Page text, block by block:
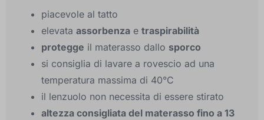
piacevole al tatto
elevata assorbenza e traspirabilità
protegge il materasso dallo sporco
si consiglia di lavare a rovescio ad una
temperatura massima di 40°C
il lenzuolo non necessita di essere stirato
altezza consigliata del materasso fino a 13